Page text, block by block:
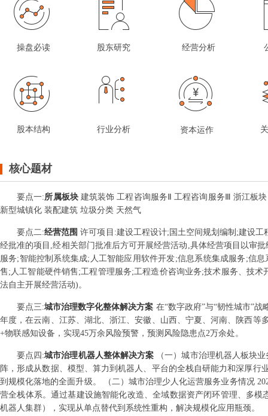
操盘必读 股东研究 经营分析
股本结构 行业分析 资本运作
核心题材
要点一:所属板块 建筑装饰 工程咨询服务Ⅱ 工程咨询服务Ⅲ 浙江板
新型城镇化 装配建筑 垃圾分类 天然气
要点二:经营范围许可项目:建设工程设计;国土空间规划编制;建设
经批准的项目,经相关部门批准后方可开展经营活动,具体经营项目以审
服务;智能控制系统集成;人工智能应用软件开发;信息系统集成服务;信
售;人工智能硬件销售;工程管理服务;工程造价咨询业务;技术服务、技
法自主开展经营活动)。
要点三:城市治理数字化整体解决方案 在“数字政府”与“韧性城市”
年度，在云南、江苏、湖北、浙江、安徽、山西、宁夏、河南、陕西
+物联感知设备，实现45万余风险预警，预测风险隐患点2万余处。
要点 四 :城市治理机器人整体解决方案
（一）城市治理机器人板块
阵，形成从数据、模型、算力到机器人、平台的全栈自研能力和深厚
到规模化落地的全面升级。 （二）城市治理少人化运营服务业务情况
营全栈体系。通过基建设施智能化改造、全域数据资产闭环管理、多
机器人集群），实现从单点替代到系统性重构，解决规模化应用瓶颈。